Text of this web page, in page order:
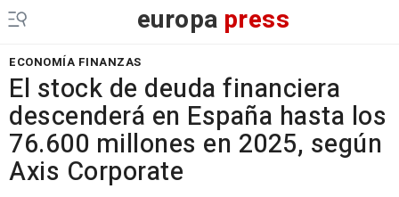
europa press
ECONOMÍA FINANZAS
El stock de deuda financiera
descenderá en España hasta los
76.600 millones en 2025, según
Axis Corporate